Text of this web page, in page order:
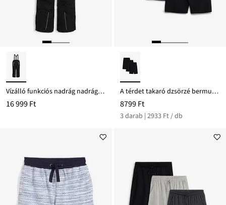
Vízálló funkciós nadrág nadrágtartóval és fényvisszaverős részletekkel
16 999 Ft
A térdet takaró dzsörzé bermuda (3 db-os csomag)
8799 Ft
3 darab | 2933 Ft / db